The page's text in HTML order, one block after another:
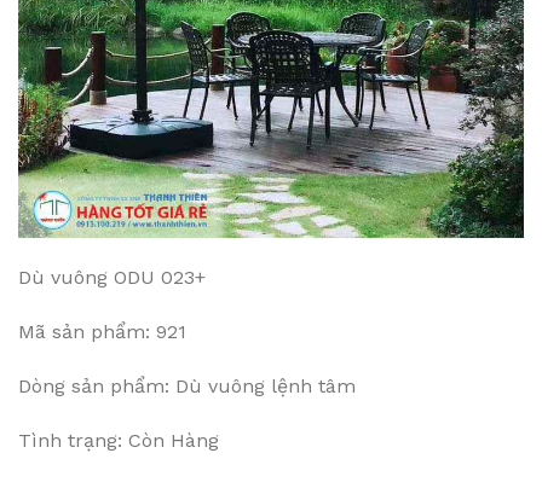
Dù vuông ODU 023+
Mã sản phẩm: 921
Dòng sản phẩm: Dù vuông lệnh tâm
Tình trạng: Còn Hàng